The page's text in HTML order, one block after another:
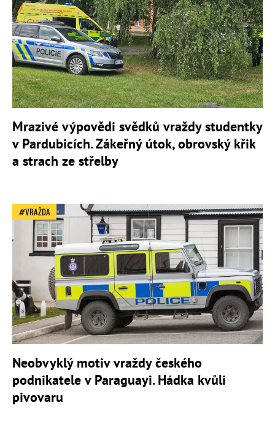
Mrazivé výpovědi svědků vraždy studentky
v Pardubicích. Zákeřný útok, obrovský křik
a strach ze střelby
VRAŽDA
Neobvyklý motiv vraždy českého
podnikatele v Paraguayi. Hádka kvůli
pivovaru